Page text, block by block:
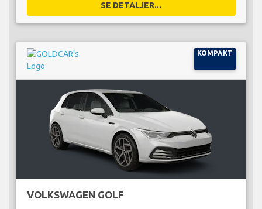
SE DETALJER...
KOMPAKT
VOLKSWAGEN GOLF